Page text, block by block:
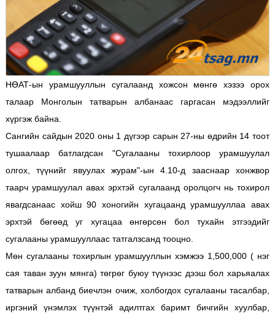
НӨАТ-ын урамшууллын сугалаанд хожсон мөнгө хэзээ орох
талаар Монголын татварын албанаас гаргасан мэдээллийг
хүргэж байна.
Сангийн сайдын 2020 оны 1 дүгээр сарын 27-ны өдрийн 14 тоот
тушаалаар батлагдсан "Сугалааны тохирлоор урамшуулал
олгох, түүнийг явуулах журам"-ын 4.10-д зааснаар хонжвор
таарч урамшуулал авах эрхтэй сугалаанд оролцогч нь тохирол
явагдсанаас хойш 90 хоногийн хугацаанд урамшууллаа авах
эрхтэй бөгөөд уг хугацаа өнгөрсөн бол тухайн этгээдийг
сугалааны урамшууллаас татгалзсанд тооцно.
Мөн сугалааны тохирлын урамшууллын хэмжээ 1,500,000 ( нэг
сая таван зуун мянга) төгрөг буюу түүнээс дээш бол харьяалах
татварын албанд биечлэн очиж, холбогдох сугалааны тасалбар,
иргэний үнэмлэх түүнтэй адилтгах баримт бичгийн хуулбар,